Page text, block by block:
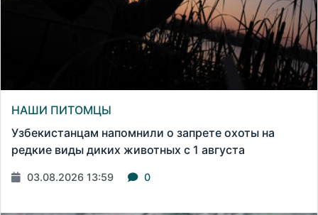
НАШИ ПИТОМЦЫ
Узбекистанцам напомнили о запрете охоты на
редкие виды диких животных с 1 августа
03.08.2026 13:59 0